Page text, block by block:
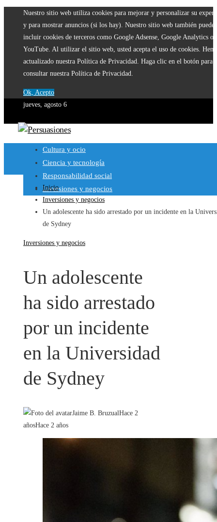
Nuestro sitio web utiliza cookies para mejorar y personalizar su
y para mostrar anuncios (si los hay). Nuestro sitio web también puede
incluir cookies de terceros como Google Adsense, Google Analytics o
YouTube. Al utilizar el sitio web, usted acepta el uso de cookies.
actualizado nuestra Política de Privacidad. Haga clic en el botón para
consultar nuestra Política de Privacidad.
Ok, Acepto
jueves, agosto 6
Cultura y ocio
Ciencia y tecnología
Responsabilidad social
Inversiones y negocios
Inicio
Inversiones y negocios
Un adolescente ha sido arrestado por un incidente en la
de Sydney
Inversiones y negocios
Un adolescente
ha sido arrestado
por un incidente
en la Universidad
de Sydney
Jaime B. BruzualHace 2
añosHace 2 años